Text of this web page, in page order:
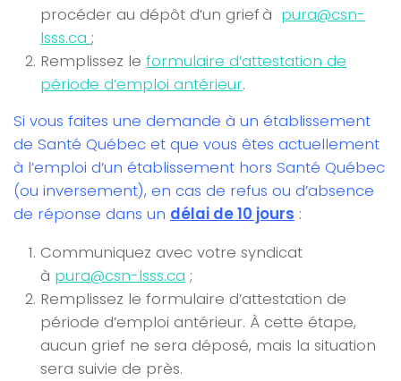
procéder au dépôt d’un grief à pura@csn-
lsss.ca ;
Remplissez le formulaire d’attestation de
période d’emploi antérieur.
Si vous faites une demande à un établissement
de Santé Québec et que vous êtes actuellement
à l’emploi d’un établissement hors Santé Québec
(ou inversement), en cas de refus ou d’absence
de réponse dans un délai de 10 jours :
Communiquez avec votre syndicat
à pura@csn-lsss.ca ;
Remplissez le formulaire d’attestation de
période d’emploi antérieur. À cette étape,
aucun grief ne sera déposé, mais la situation
sera suivie de près.